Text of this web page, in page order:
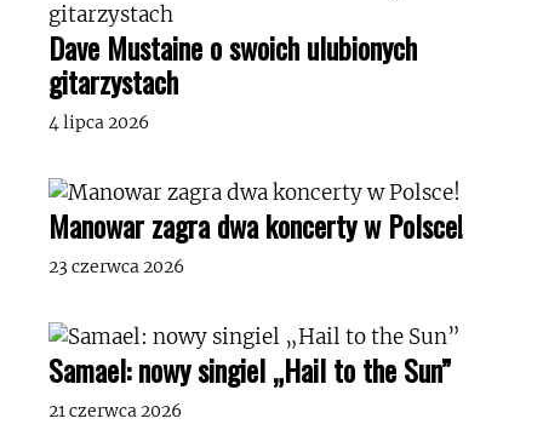
Dave Mustaine o swoich ulubionych
gitarzystach
4 lipca 2026
Manowar zagra dwa koncerty w Polsce!
23 czerwca 2026
Samael: nowy singiel „Hail to the Sun”
21 czerwca 2026